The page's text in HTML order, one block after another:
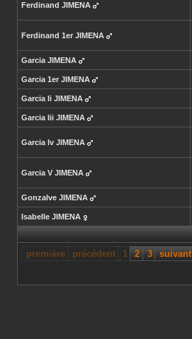
Ferdinand JIMENA
Ferdinand 1er JIMENA
GarciaJIMENA
Garcia 1er JIMENA
Garcia Ii JIMENA
Garcia Iii JIMENA
Garcia Iv JIMENA
Garcia V JIMENA
Gonzalve JIMENA
Isabelle JIMENA
première précédent 1 2 3 suivant